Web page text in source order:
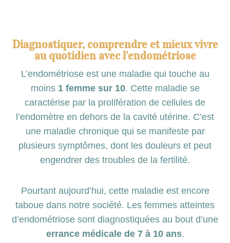
Diagnostiquer, comprendre et mieux vivre
au quotidien avec l'endométriose
L’endométriose est une maladie qui touche au
moins 1 femme sur 10. Cette maladie se
caractérise par la prolifération de cellules de
l’endomètre en dehors de la cavité utérine. C’est
une maladie chronique qui se manifeste par
plusieurs symptômes, dont les douleurs et peut
engendrer des troubles de la fertilité.
Pourtant aujourd’hui, cette maladie est encore
taboue dans notre société. Les femmes atteintes
d’endométriose sont diagnostiquées au bout d’une
errance médicale de 7 à 10 ans.